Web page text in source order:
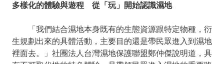
多樣化的體驗與遊程 從「玩」開始認識濕地
「我們結合濕地本身既有的生態資源跟特定物種，衍
生規劃出來的具體活動，主要目的還是帶民眾進入到濕地
裡面去。」社團法人台灣濕地保護聯盟鄭仲傑說明道，具